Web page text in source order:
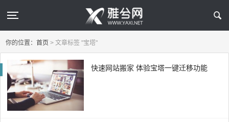
你的位置：首页 > 文章标签 "宝塔"
快速网站搬家 体验宝塔一键迁移功能